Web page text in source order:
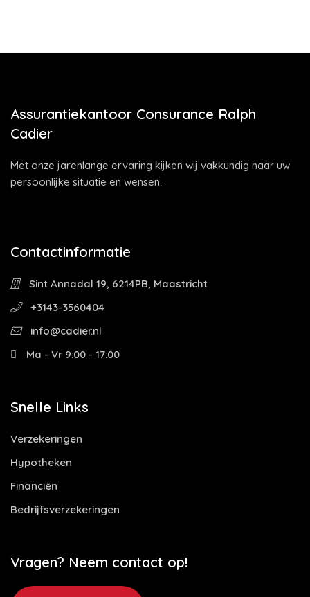
Assurantiekantoor Consurance Ralph
Cadier
Met onze jarenlange ervaring kijken wij vakkundig naar uw
persoonlijke situatie en wensen.
Contactinformatie
Sint Annadal 19, 6214PB, Maastricht
+3143-3560404
info@cadier.nl
Ma - Vr 9:00 - 17:00
Snelle Links
Verzekeringen
Hypotheken
Financiën
Bedrijfsverzekeringen
Vragen? Neem contact op!